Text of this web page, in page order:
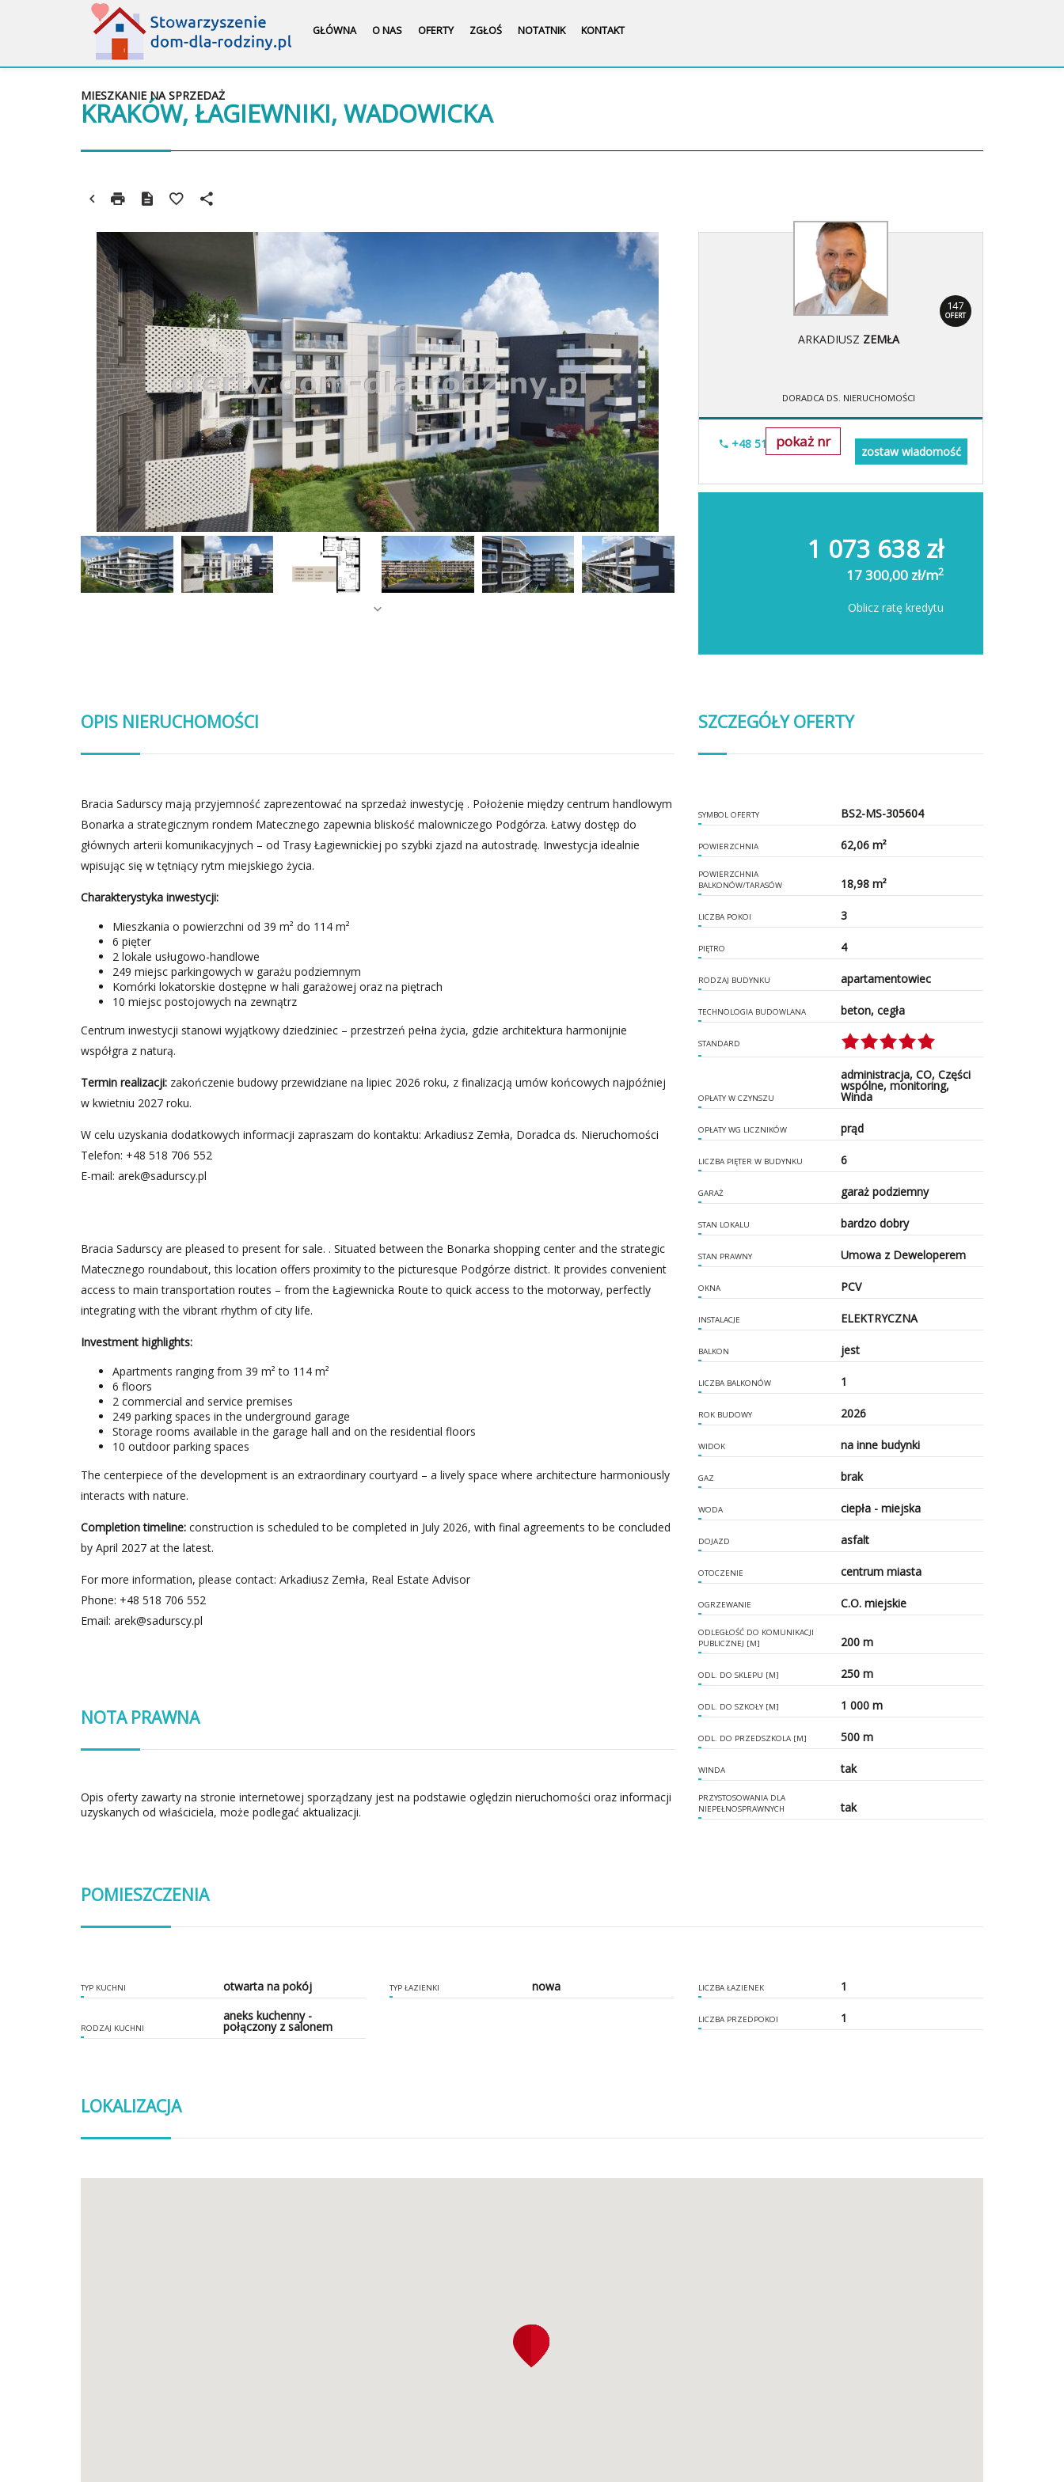
GŁÓWNA O NAS OFERTY ZGŁOŚ NOTATNIK KONTAKT
KRAKÓW, ŁAGIEWNIKI, WADOWICKA
MIESZKANIE NA SPRZEDAŻ
147
OFERT
ARKADIUSZ ZEMŁA
DORADCA DS. NIERUCHOMOŚCI
pokaż nr
+48 518-706-552
zostaw wiadomość
1 073 638 zł
17 300,00 zł/m2
Oblicz ratę kredytu
OPIS NIERUCHOMOŚCI
Bracia Sadurscy mają przyjemność zaprezentować na sprzedaż inwestycję . Położenie między centrum handlowym
Bonarka a strategicznym rondem Matecznego zapewnia bliskość malowniczego Podgórza. Łatwy dostęp do
głównych arterii komunikacyjnych – od Trasy Łagiewnickiej po szybki zjazd na autostradę. Inwestycja idealnie
wpisując się w tętniący rytm miejskiego życia.
Charakterystyka inwestycji:
Mieszkania o powierzchni od 39 m² do 114 m²
6 pięter
2 lokale usługowo-handlowe
249 miejsc parkingowych w garażu podziemnym
Komórki lokatorskie dostępne w hali garażowej oraz na piętrach
10 miejsc postojowych na zewnątrz
Centrum inwestycji stanowi wyjątkowy dziedziniec – przestrzeń pełna życia, gdzie architektura harmonijnie
współgra z naturą.
Termin realizacji: zakończenie budowy przewidziane na lipiec 2026 roku, z finalizacją umów końcowych najpóźniej
w kwietniu 2027 roku.
W celu uzyskania dodatkowych informacji zapraszam do kontaktu: Arkadiusz Zemła, Doradca ds. Nieruchomości
Telefon: +48 518 706 552
E-mail: arek@sadurscy.pl
Bracia Sadurscy are pleased to present for sale. . Situated between the Bonarka shopping center and the strategic
Matecznego roundabout, this location offers proximity to the picturesque Podgórze district. It provides convenient
access to main transportation routes – from the Łagiewnicka Route to quick access to the motorway, perfectly
integrating with the vibrant rhythm of city life.
Investment highlights:
Apartments ranging from 39 m² to 114 m²
6 floors
2 commercial and service premises
249 parking spaces in the underground garage
Storage rooms available in the garage hall and on the residential floors
10 outdoor parking spaces
The centerpiece of the development is an extraordinary courtyard – a lively space where architecture harmoniously
interacts with nature.
Completion timeline: construction is scheduled to be completed in July 2026, with final agreements to be concluded
by April 2027 at the latest.
For more information, please contact: Arkadiusz Zemła, Real Estate Advisor
Phone: +48 518 706 552
Email: arek@sadurscy.pl
NOTA PRAWNA
Opis oferty zawarty na stronie internetowej sporządzany jest na podstawie oględzin nieruchomości oraz informacji
uzyskanych od właściciela, może podlegać aktualizacji.
SZCZEGÓŁY OFERTY
SYMBOL OFERTY BS2-MS-305604
POWIERZCHNIA 62,06 m²
POWIERZCHNIA
BALKONÓW/TARASÓW
18,98 m²
LICZBA POKOI 3
PIĘTRO 4
RODZAJ BUDYNKU apartamentowiec
TECHNOLOGIA BUDOWLANA beton, cegła
STANDARD
OPŁATY W CZYNSZU
administracja, CO, Części
wspólne, monitoring,
Winda
OPŁATY WG LICZNIKÓW prąd
LICZBA PIĘTER W BUDYNKU 6
GARAŻ garaż podziemny
STAN LOKALU bardzo dobry
STAN PRAWNY Umowa z Deweloperem
OKNA PCV
INSTALACJE ELEKTRYCZNA
BALKON jest
LICZBA BALKONÓW 1
ROK BUDOWY 2026
WIDOK na inne budynki
GAZ brak
WODA ciepła - miejska
DOJAZD asfalt
OTOCZENIE centrum miasta
OGRZEWANIE C.O. miejskie
ODLEGŁOŚĆ DO KOMUNIKACJI
PUBLICZNEJ [M]
200 m
ODL. DO SKLEPU [M] 250 m
ODL. DO SZKOŁY [M] 1 000 m
ODL. DO PRZEDSZKOLA [M] 500 m
WINDA tak
PRZYSTOSOWANIA DLA
NIEPEŁNOSPRAWNYCH
tak
POMIESZCZENIA
TYP KUCHNI otwarta na pokój
RODZAJ KUCHNI
aneks kuchenny -
połączony z salonem
TYP ŁAZIENKI nowa LICZBA ŁAZIENEK 1
LICZBA PRZEDPOKOI 1
LOKALIZACJA